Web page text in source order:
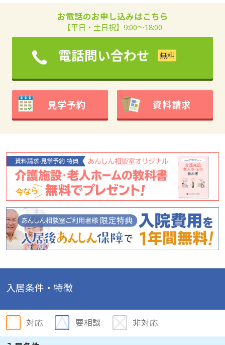
お電話のお申し込みはこちら
【平日・土日祝】9:00～18:00
電話問い合わせ
見学予約 資料請求
入居条件・特徴
対応 要相談
非対応